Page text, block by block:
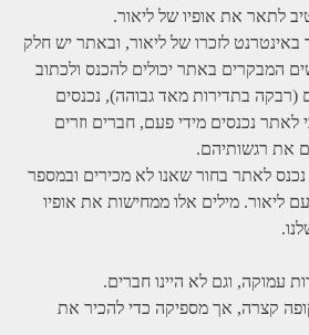
לתאר את אופיו של ליאור.
באינטרנט לזכרו של ליאור, ובאתר יש חלק
המבקרים באתר יכולים להכנס ולכתוב
(רבקה בתדירות מאד גבוהה), נכנסים
נכנסים מידי פעם, חברים וזרים
את רגשותיהם.
לאתר בחור שאנו לא מכירים ובמספר
ליאור. מילים אלו ממחישות את אופיו
עמוקה, וגם לא היינו חברים.
קצרה, אך מספיקה כדי להכיר את